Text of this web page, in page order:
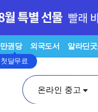
만권당
첫달무료
외국도서 알라딘
온라인 중고